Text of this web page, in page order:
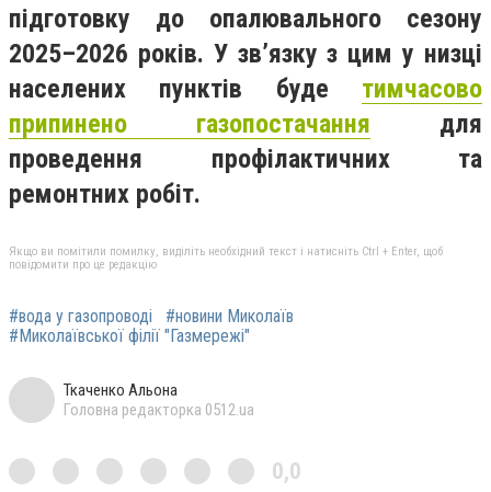
підготовку до опалювального сезону
2025–2026 років. У зв’язку з цим у низці
населених пунктів буде тимчасово
припинено газопостачання для
проведення профілактичних та
ремонтних робіт.
Якщо ви помітили помилку, виділіть необхідний текст і натисніть Ctrl + Enter, щоб
повідомити про це редакцію
#вода у газопроводі
#новини Миколаїв
#Миколаївської філії "Газмережі"
Ткаченко Альона
Головна редакторка 0512.ua
0,0